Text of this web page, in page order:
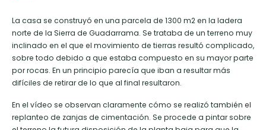
La casa se construyó en una parcela de 1300 m2 en la ladera
norte de la Sierra de Guadarrama. Se trataba de un terreno muy
inclinado en el que el movimiento de tierras resultó complicado,
sobre todo debido a que estaba compuesto en su mayor parte
por rocas. En un principio parecía que iban a resultar más
difíciles de retirar de lo que al final resultaron.
En el vídeo se observan claramente cómo se realizó también el
replanteo de zanjas de cimentación. Se procede a pintar sobre